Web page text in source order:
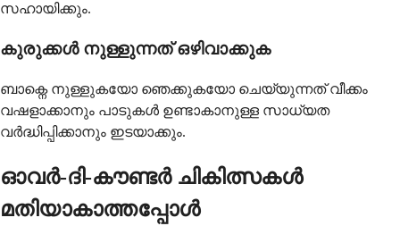
സഹായിക്കും.
കുരുക്കൾ നുള്ളുന്നത് ഒഴിവാക്കുക
ബാക്നെ നുള്ളുകയോ ഞെക്കുകയോ ചെയ്യുന്നത് വീക്കം
വഷളാക്കാനും പാടുകൾ ഉണ്ടാകാനുള്ള സാധ്യത
വർദ്ധിപ്പിക്കാനും ഇടയാക്കും.
ഓവർ-ദി-കൗണ്ടർ ചികിത്സകൾ
മതിയാകാത്തപ്പോൾ